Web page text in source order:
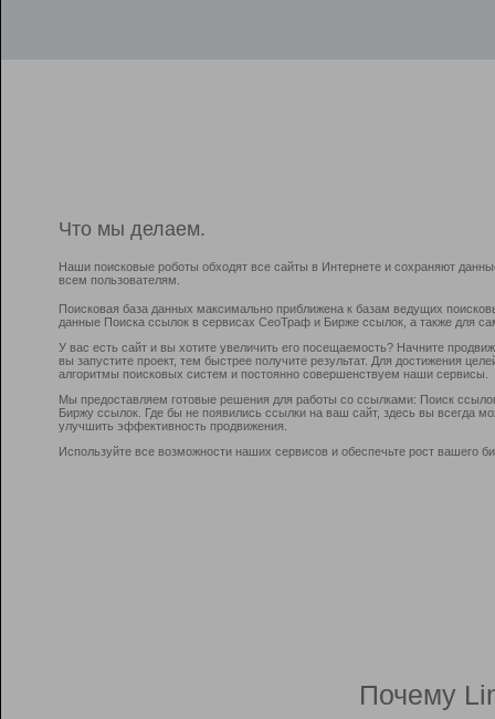
Что мы делаем.
Наши поисковые роботы обходят все сайты в Интернете и сохраняют
всем пользователям.
Поисковая база данных максимально приближена к базам ведущих
данные Поиска ссылок в сервисах СеоТраф и Бирже ссылок, а также для
У вас есть сайт и вы хотите увеличить его посещаемость? Начните
вы запустите проект, тем быстрее получите результат. Для достижения
алгоритмы поисковых систем и постоянно совершенствуем наши сервисы.
Мы предоставляем готовые решения для работы со ссылками: Поиск
Биржу ссылок. Где бы не появились ссылки на ваш сайт, здесь вы всегда
улучшить эффективность продвижения.
Используйте все возможности наших сервисов и обеспечьте рост вашего
Почему